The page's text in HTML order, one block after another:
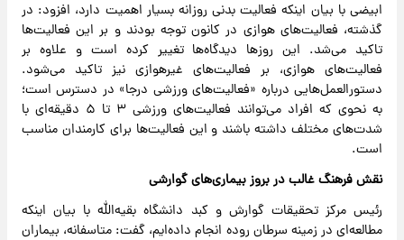
ابیضی با بیان اینکه فعالیت بدنی روزانه بسیار اهمیت دارد، افزود: در
گذشته، فعالیت‌های هوازی در کانون توجه بودند و بر این فعالیت‌ها
تاکید می‌شد. این روزها دیدگاه‌ها تغییر کرده است و علاوه بر
فعالیت‌های هوازی، بر فعالیت‌های غیرهوازی نیز تاکید می‌شود.
دستورالعمل‌هایی درباره «فعالیت‌های ورزشی درجا» در دسترس است؛
به نحوی که افراد می‌توانند فعالیت‌های ورزشی ۳ تا ۵ دقیقه‌ای با
شدت‌های مختلف داشته باشند و این فعالیت‌ها برای کارمندان مناسب
است.
نقش فرهنگ غالب در بروز بیماری‌های گوارشی
رئیس مرکز تحقیقات گوارش و کبد دانشگاه بقیه‌الله با بیان اینکه
مطالعه‌ای در زمینه سرطان روده انجام داده‌ایم، گفت: متاسفانه، بیماران